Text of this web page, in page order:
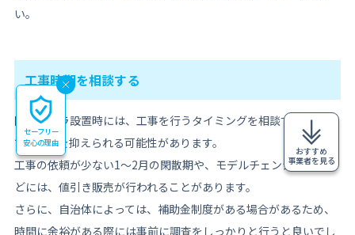
い。
工事時期を相談する
防犯カメラ設置時には、工事を行うタイミングを相談すること
で、費用を抑えられる可能性があります。
工事の依頼が少ない1〜2月の閑散期や、モデルチェンジの時期な
どには、値引き販売が行われることがあります。
さらに、自治体によっては、補助金制度がある場合があるため、
時間に余裕がある際には事前に調査をしっかりと行うと良いでし
おすすめ
事業者を見る
セーフリー
安心の理由